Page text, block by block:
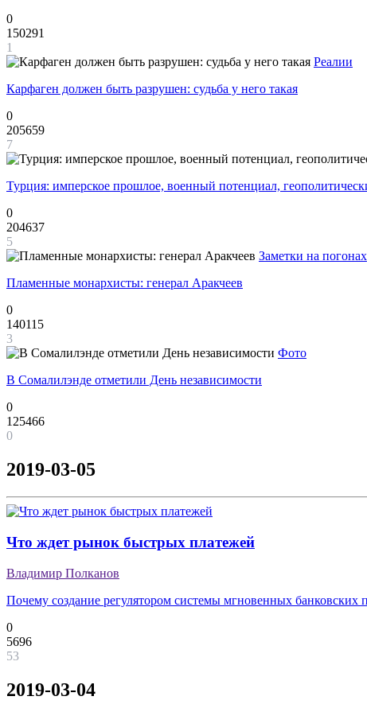
0
150291
1
Реалии
Карфаген должен быть разрушен: судьба у него такая
0
205659
7
Турция: имперское прошлое, военный потенциал,
0
204637
5
Заметки на погонах
Пламенные монархисты: генерал Аракчеев
0
140115
3
Фото
В Сомалилэнде отметили День независимости
0
125466
0
2019-03-05
Что ждет рынок быстрых платежей
Владимир Полканов
Почему создание регулятором системы мгновенных банковских
0
5696
53
2019-03-04